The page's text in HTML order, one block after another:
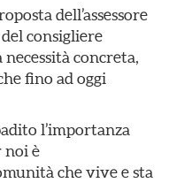
dell’assessore
consigliere
concreta,
fino ad oggi
l’importanza
noi è
che vive e sta